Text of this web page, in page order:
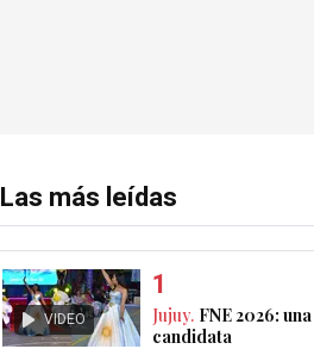
Las más leídas
VIDEO Jujuy. FNE 2026: una
candidata